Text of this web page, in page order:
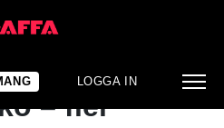
LOGGA IN
NYHET
USA och
– fler